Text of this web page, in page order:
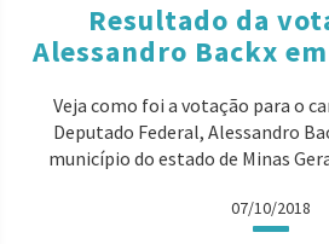
Resultado da
Alessandro Backx
Veja como foi a votação para o
Deputado Federal, Alessandro
município do estado de Minas
07/10/2018